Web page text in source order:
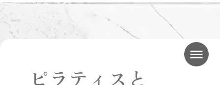
ピラティスと